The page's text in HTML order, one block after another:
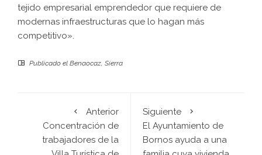
tejido empresarial emprendedor que requiere de
modernas infraestructuras que lo hagan más
competitivo».
Publicado el Benaocaz, Sierra
Anterior
Concentración de
trabajadores de la
Siguiente
El Ayuntamiento de
Bornos ayuda a una